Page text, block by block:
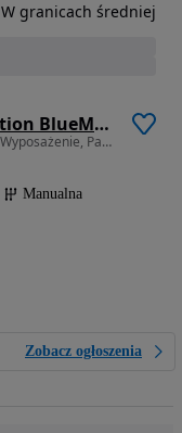
Volkswagen Sharan 2.0 TDI 4Motion BlueMotion Technology Highline
1968 cm3 • 140 KM • Doinwestowany, Bogate Wyposażenie, Panorama, Serwis ASO OPŁACONY!
Manualna
Zobacz ogłoszenia
W granicach średniej